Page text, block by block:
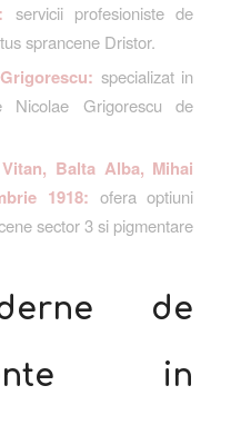
servicii profesioniste de
sprancene Dristor.
specializat in
Nicolae Grigorescu de
Balta Alba, Mihai
1918: ofera optiuni
sector 3 si pigmentare
de
in